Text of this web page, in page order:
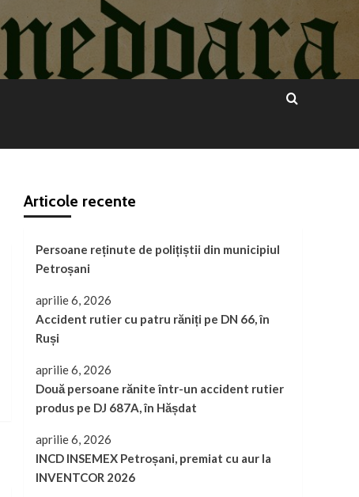
Articole recente
Persoane reținute de polițiștii din municipiul
Petroșani
aprilie 6, 2026
Accident rutier cu patru răniți pe DN 66, în
Ruși
aprilie 6, 2026
Două persoane rănite într-un accident rutier
produs pe DJ 687A, în Hășdat
aprilie 6, 2026
INCD INSEMEX Petroșani, premiat cu aur la
INVENTCOR 2026